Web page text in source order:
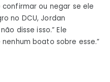
confirmar ou negar se ele
no DCU, Jordan
disse isso.” Ele
boato sobre esse.”